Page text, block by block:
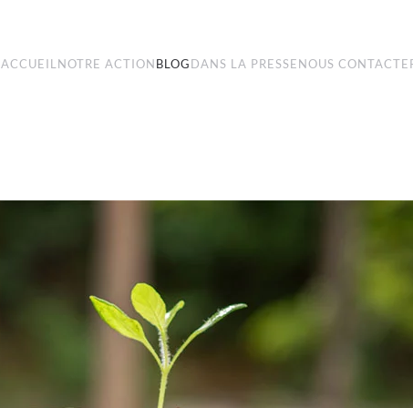
ACCUEIL NOTRE ACTIONBLOGDANS LA PRESSENOUS